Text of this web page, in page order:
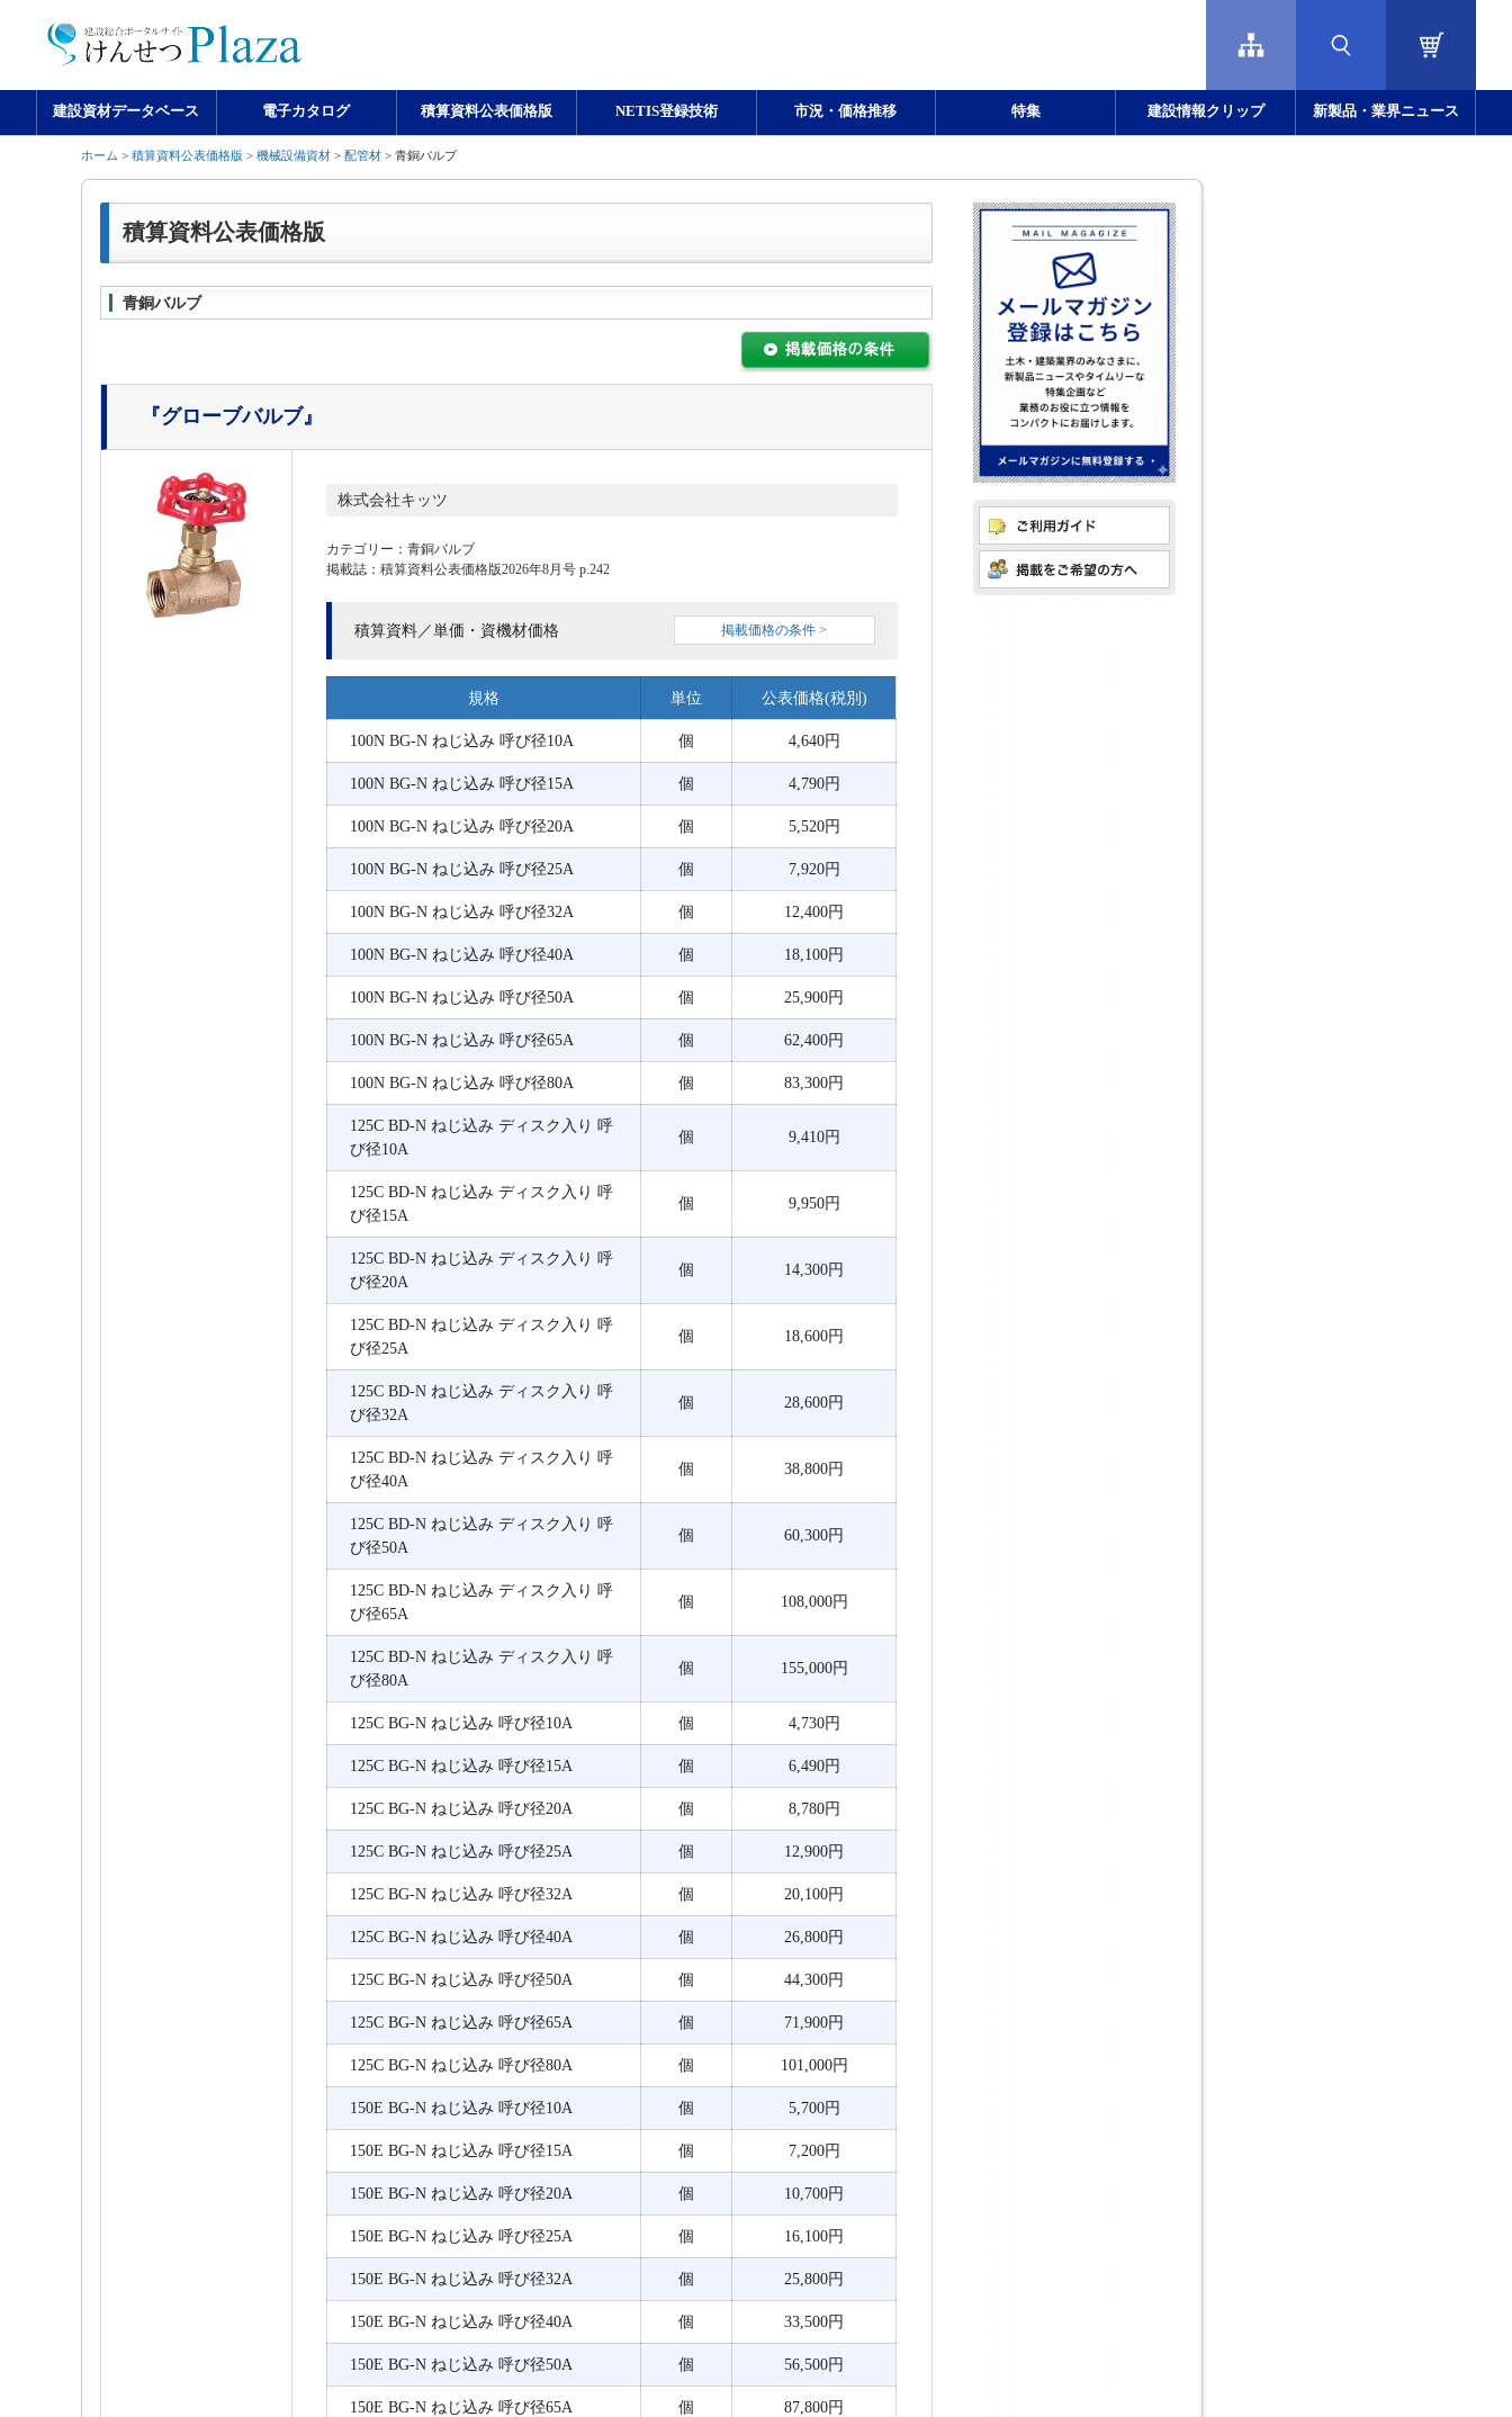
建設資材データベース 電子カタログ 積算資料公表価格版 NETIS登録技術 市況・価格推移 特集 建設情報クリップ 新製品・業界ニュース
ホーム > 積算資料公表価格版 > 機械設備資材 > 配管材 > 青銅バルブ
積算資料公表価格版
青銅バルブ
『グローブバルブ』
株式会社キッツ
カテゴリー：青銅バルブ
掲載誌：積算資料公表価格版2026年8月号 p.242
積算資料／単価・資機材価格 掲載価格の条件 >
規格 単位 公表価格(税別)
100N BG-N ねじ込み 呼び径10A 個 4,640円
100N BG-N ねじ込み 呼び径15A 個 4,790円
100N BG-N ねじ込み 呼び径20A 個 5,520円
100N BG-N ねじ込み 呼び径25A 個 7,920円
100N BG-N ねじ込み 呼び径32A 個 12,400円
100N BG-N ねじ込み 呼び径40A 個 18,100円
100N BG-N ねじ込み 呼び径50A 個 25,900円
100N BG-N ねじ込み 呼び径65A 個 62,400円
100N BG-N ねじ込み 呼び径80A 個 83,300円
125C BD-N ねじ込み ディスク入り 呼
び径10A
個 9,410円
125C BD-N ねじ込み ディスク入り 呼
び径15A
個 9,950円
125C BD-N ねじ込み ディスク入り 呼
び径20A
個 14,300円
125C BD-N ねじ込み ディスク入り 呼
び径25A
個 18,600円
125C BD-N ねじ込み ディスク入り 呼
び径32A
個 28,600円
125C BD-N ねじ込み ディスク入り 呼
び径40A
個 38,800円
125C BD-N ねじ込み ディスク入り 呼
び径50A
個 60,300円
125C BD-N ねじ込み ディスク入り 呼
び径65A
個 108,000円
125C BD-N ねじ込み ディスク入り 呼
び径80A
個 155,000円
125C BG-N ねじ込み 呼び径10A 個 4,730円
125C BG-N ねじ込み 呼び径15A 個 6,490円
125C BG-N ねじ込み 呼び径20A 個 8,780円
125C BG-N ねじ込み 呼び径25A 個 12,900円
125C BG-N ねじ込み 呼び径32A 個 20,100円
125C BG-N ねじ込み 呼び径40A 個 26,800円
125C BG-N ねじ込み 呼び径50A 個 44,300円
125C BG-N ねじ込み 呼び径65A 個 71,900円
125C BG-N ねじ込み 呼び径80A 個 101,000円
150E BG-N ねじ込み 呼び径10A 個 5,700円
150E BG-N ねじ込み 呼び径15A 個 7,200円
150E BG-N ねじ込み 呼び径20A 個 10,700円
150E BG-N ねじ込み 呼び径25A 個 16,100円
150E BG-N ねじ込み 呼び径32A 個 25,800円
150E BG-N ねじ込み 呼び径40A 個 33,500円
150E BG-N ねじ込み 呼び径50A 個 56,500円
150E BG-N ねじ込み 呼び径65A 個 87,800円